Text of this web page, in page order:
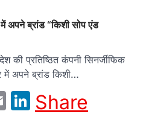
अपने ब्रांड “किशी सोप एंड
की प्रतिष्ठित कंपनी सिनर्जीफिक
में अपने ब्रांड किशी…
EmailLinkedIn
Share